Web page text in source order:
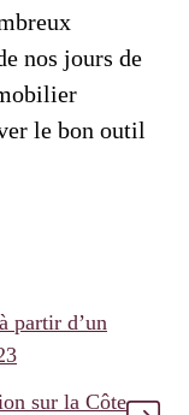
nos jours de
le bon outil
partir d’un
sur la Côte